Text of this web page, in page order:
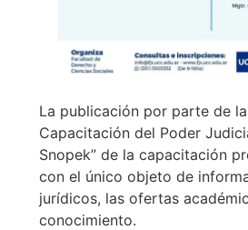
La publicación por parte de
Capacitación del Poder
Snopek” de la capacitación
con el único objeto de
jurídicos, las ofertas
conocimiento.